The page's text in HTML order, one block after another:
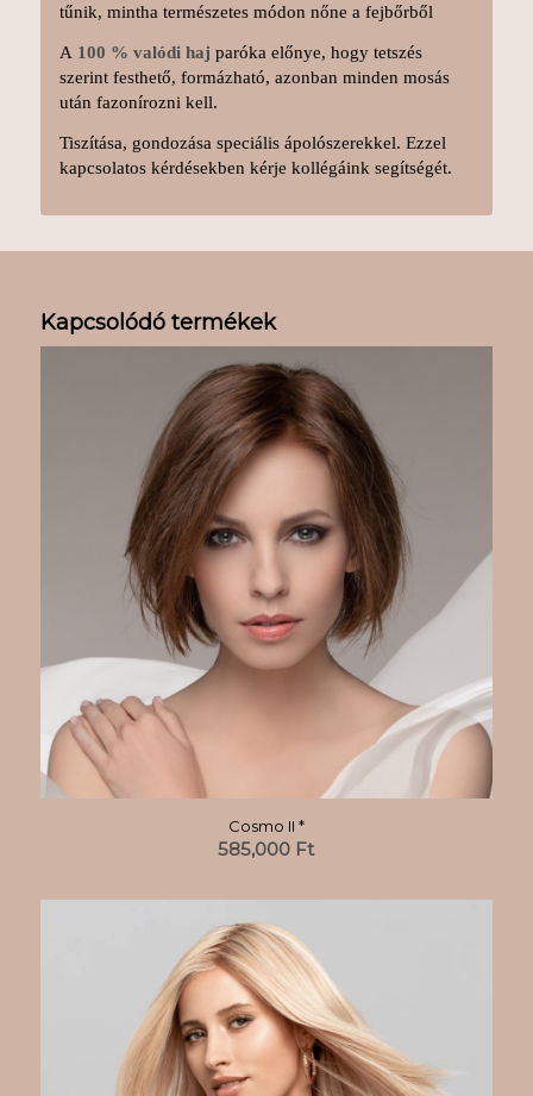
tűnik, mintha természetes módon nőne a fejbőrből
A 100 % valódi haj paróka előnye, hogy tetszés
szerint festhető, formázható, azonban minden mosás
után fazonírozni kell.
Tiszítása, gondozása speciális ápolószerekkel. Ezzel
kapcsolatos kérdésekben kérje kollégáink segítségét.
Kapcsolódó termékek
Cosmo II *
585,000 Ft